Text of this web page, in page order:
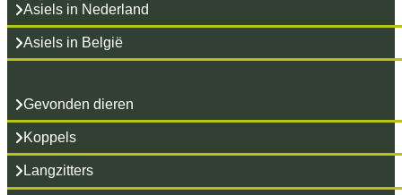
Asiels in Nederland
Asiels in België
Gevonden dieren
Koppels
Langzitters